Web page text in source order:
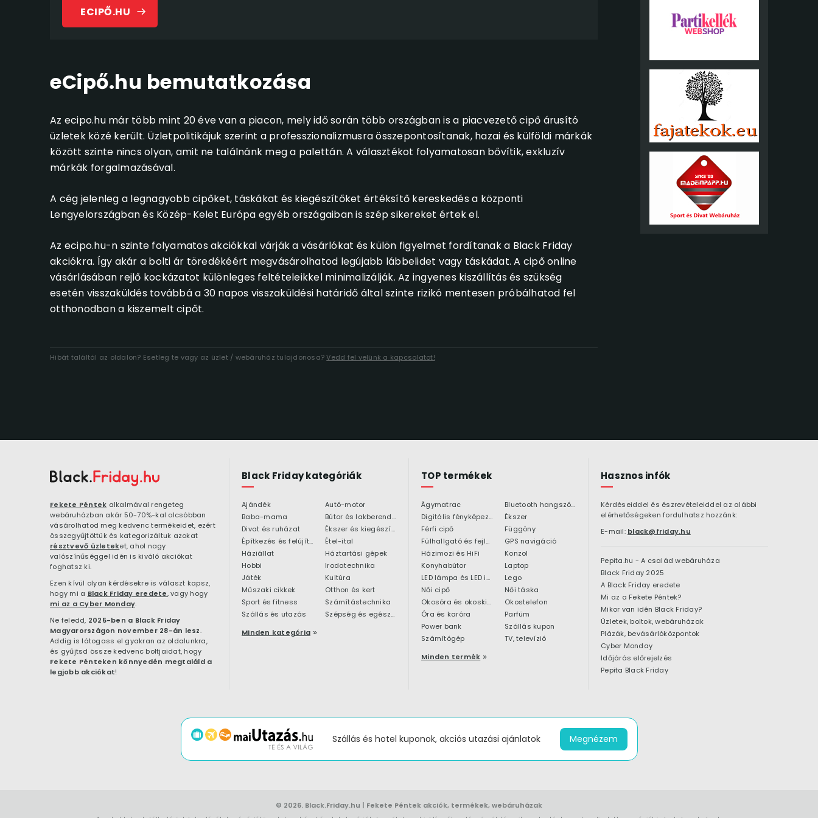
ECIPŐ.HU
eCipő.hu bemutatkozása
Az ecipo.hu már több mint 20 éve van a piacon, mely idő során több országban is a piacvezető cipő árusító
üzletek közé került. Üzletpolitikájuk szerint a professzionalizmusra összepontosítanak, hazai és külföldi márkák
között szinte nincs olyan, amit ne találnánk meg a palettán. A választékot folyamatosan bővítik, exkluzív
márkák forgalmazásával.
A cég jelenleg a legnagyobb cipőket, táskákat és kiegészítőket értéksítő kereskedés a központi
Lengyelországban és Közép-Kelet Európa egyéb országaiban is szép sikereket értek el.
Az ecipo.hu-n szinte folyamatos akciókkal várják a vásárlókat és külön figyelmet fordítanak a Black Friday
akciókra. Így akár a bolti ár töredékéért megvásárolhatod legújabb lábbelidet vagy táskádat. A cipő online
vásárlásában rejlő kockázatot különleges feltételeikkel minimalizálják. Az ingyenes kiszállítás és szükség
esetén visszaküldés továbbá a 30 napos visszaküldési határidő által szinte rizikó mentesen próbálhatod fel
otthonodban a kiszemelt cipőt.
Hibát találtál az oldalon? Esetleg te vagy az üzlet / webáruház tulajdonosa?Vedd fel velünk a kapcsolatot!
Fekete Péntek alkalmával rengeteg
webáruházban akár 50-70%-kal olcsóbban
vásárolhatod meg kedvenc termékeidet, ezért
összegyűjtöttük és kategorizáltuk azokat
résztvevő üzleteket, ahol nagy
valószínűséggel idén is kiváló akciókat
foghatsz ki.
Ezen kívül olyan kérdésekre is választ kapsz,
hogy mi a Black Friday eredete, vagy hogy
mi az a Cyber Monday.
Ne feledd, 2025-ben a Black Friday
Magyarországon november 28-án lesz.
Addig is látogass el gyakran az oldalunkra,
és gyűjtsd össze kedvenc boltjaidat, hogy
Fekete Pénteken könnyedén megtaláld a
legjobb akciókat!
Black Friday kategóriák
Ajándék
Autó-motor
Baba-mama
Bútor és lakberendezés
Divat és ruházat
Ékszer és kiegészítő
Építkezés és felújítás
Étel-ital
Háziállat
Háztartási gépek
Hobbi
Irodatechnika
Játék
Kultúra
Műszaki cikkek
Otthon és kert
Sport és fitness
Számítástechnika
Szállás és utazás
Szépség és egészség
Minden kategória
TOP termékek
Ágymatrac
Bluetooth hangszóró
Digitális fényképezőgép
Ékszer
Férfi cipő
Függöny
Fülhallgató és fejlhallgató
GPS navigáció
Házimozi és HiFi
Konzol
Konyhabútor
Laptop
LED lámpa és LED izzó
Lego
Női cipő
Női táska
Okosóra és okoskiegészítő
Okostelefon
Óra és karóra
Parfüm
Power bank
Szállás kupon
Számítógép
TV, televízió
Minden termék
Hasznos infók
Kérdéseiddel és észrevételeiddel az alábbi
elérhetőségeken fordulhatsz hozzánk:
E-mail: black@friday.hu
Pepita.hu - A család webáruháza
Black Friday 2025
A Black Friday eredete
Mi az a Fekete Péntek?
Mikor van idén Black Friday?
Üzletek, boltok, webáruházak
Plázák, bevásárlóközpontok
Cyber Monday
Időjárás előrejelzés
Pepita Black Friday
Szállás és hotel kuponok, akciós utazási ajánlatok Megnézem
© 2026. Black.Friday.hu | Fekete Péntek akciók, termékek, webáruházak